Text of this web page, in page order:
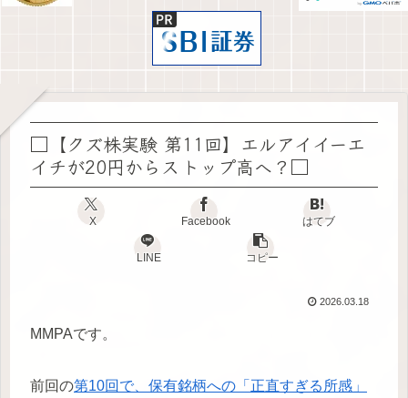
□【クズ株実験 第11回】エルアイイーエ
イチが20円からストップ高へ？□
X Facebook はてブ
LINE コピー
2026.03.18
MMPAです。
前回の第10回で、保有銘柄への「正直すぎる所感」